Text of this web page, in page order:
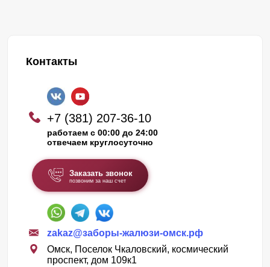
Контакты
+7 (381) 207-36-10
работаем с 00:00 до 24:00
отвечаем круглосуточно
Заказать звонок
позвоним за наш счет
zakaz@заборы-жалюзи-омск.рф
Омск, Поселок Чкаловский, космический
проспект, дом 109к1